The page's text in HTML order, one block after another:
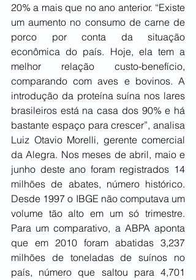
20% a mais que no ano anterior. “Existe
um aumento no consumo de carne de
porco por conta da situação
econômica do país. Hoje, ela tem a
melhor relação custo-benefício,
comparando com aves e bovinos. A
introdução da proteína suína nos lares
brasileiros está na casa dos 90% e há
bastante espaço para crescer”, analisa
Luiz Otavio Morelli, gerente comercial
da Alegra. Nos meses de abril, maio e
junho deste ano foram registrados 14
milhões de abates, número histórico.
Desde 1997 o IBGE não computava um
volume tão alto em um só trimestre.
Para um comparativo, a ABPA aponta
que em 2010 foram abatidas 3,237
milhões de toneladas de suínos no
país, número que saltou para 4,701